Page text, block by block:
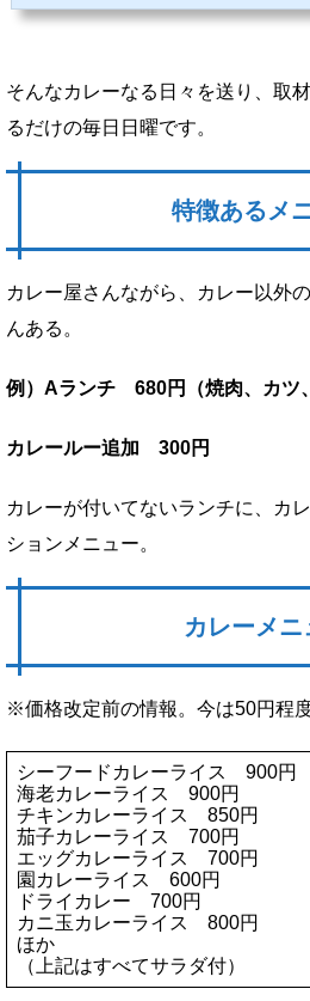
り予算昼 ～1000円夜 ～2000円アクセス米
そんなカレーなる日々を送り、取
るだけの毎日日曜です。
特徴あるメ
カレー屋さんながら、カレー以外
んある。
例）Aランチ 680円（焼肉、カツ
カレールー追加 300円
カレーが付いてないランチに、カ
ションメニュー。
カレーメニ
※価格改定前の情報。今は50円程度
シーフードカレーライス 900円
海老カレーライス 900円
チキンカレーライス 850円
茄子カレーライス 700円
エッグカレーライス 700円
園カレーライス 600円
ドライカレー 700円
カニ玉カレーライス 800円
ほか
（上記はすべてサラダ付）